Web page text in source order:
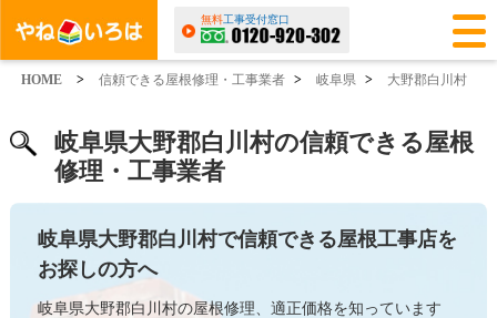
無料工事受付窓口
HOME > 信頼できる屋根修理・工事業者 > 岐阜県 > 大野郡白川村
岐阜県大野郡白川村の信頼できる屋根
修理・工事業者
岐阜県大野郡白川村で信頼できる屋根工事店を
お探しの方へ
岐阜県大野郡白川村の屋根修理、適正価格を知っています